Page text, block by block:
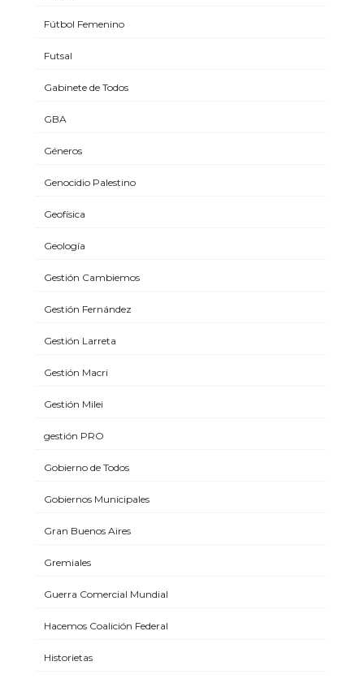
Fútbol Femenino
Futsal
Gabinete de Todos
GBA
Géneros
Genocidio Palestino
Geofísica
Geología
Gestión Cambiemos
Gestión Fernández
Gestión Larreta
Gestión Macri
Gestión Milei
gestión PRO
Gobierno de Todos
Gobiernos Municipales
Gran Buenos Aires
Gremiales
Guerra Comercial Mundial
Hacemos Coalición Federal
Historietas